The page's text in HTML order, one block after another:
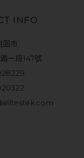
INFO
園市
一段147號